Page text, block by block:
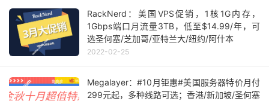
RackNerd：美国VPS促销，1核1G内存，
1Gbps端口月流量3TB，低至$14.99/年，可
选圣何塞/芝加哥/亚特兰大/纽约/阿什本
2022-02-25
Megalayer：#10月钜惠#美国服务器特价月付
299元起，多种线路可选；香港/新加坡/圣何塞